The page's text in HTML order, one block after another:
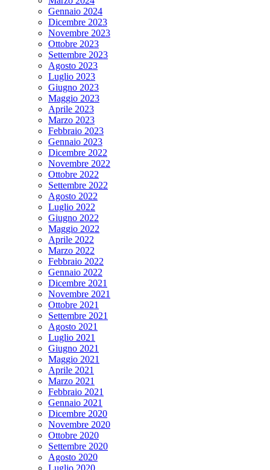
Gennaio 2024
Dicembre 2023
Novembre 2023
Ottobre 2023
Settembre 2023
Agosto 2023
Luglio 2023
Giugno 2023
Maggio 2023
Aprile 2023
Marzo 2023
Febbraio 2023
Gennaio 2023
Dicembre 2022
Novembre 2022
Ottobre 2022
Settembre 2022
Agosto 2022
Luglio 2022
Giugno 2022
Maggio 2022
Aprile 2022
Marzo 2022
Febbraio 2022
Gennaio 2022
Dicembre 2021
Novembre 2021
Ottobre 2021
Settembre 2021
Agosto 2021
Luglio 2021
Giugno 2021
Maggio 2021
Aprile 2021
Marzo 2021
Febbraio 2021
Gennaio 2021
Dicembre 2020
Novembre 2020
Ottobre 2020
Settembre 2020
Agosto 2020
Luglio 2020